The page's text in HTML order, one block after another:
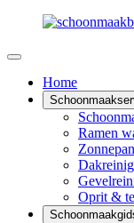
Home
Ramen
Oprit &